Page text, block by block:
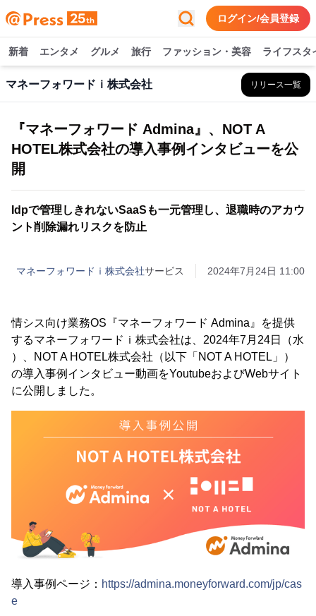
ログイン/会員登録
新着 エンタメ グルメ 旅行 ファッション・美容 ライフスタ
マネーフォワードｉ株式会社 リリース一覧
『マネーフォワード Admina』、NOT A
HOTEL株式会社の導入事例インタビューを公
開
Idpで管理しきれないSaaSも一元管理し、退職時のアカウ
ント削除漏れリスクを防止
マネーフォワードｉ株式会社サービス 2024年7月24日 11:00
情シス向け業務OS『マネーフォワード Admina』を提供
するマネーフォワードｉ株式会社は、2024年7月24日（水
）、NOT A HOTEL株式会社（以下「NOT A HOTEL」）
の導入事例インタビュー動画をYoutubeおよびWebサイト
に公開しました。
導入事例ページ： https://admina.moneyforward.com/jp/cas
e